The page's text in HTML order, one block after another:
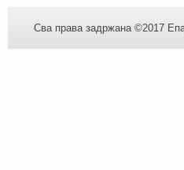
Сва права задржана ©2017